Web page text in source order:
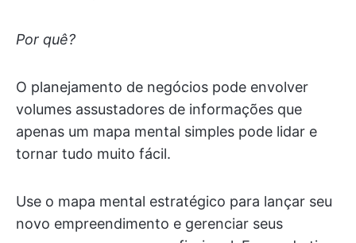
Por quê?
O planejamento de negócios pode envolver
volumes assustadores de informações que
apenas um mapa mental simples pode lidar e
tornar tudo muito fácil.
Use o mapa mental estratégico para lançar seu
novo empreendimento e gerenciar seus